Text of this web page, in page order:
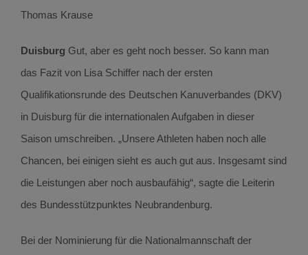
Thomas Krause
Duisburg Gut, aber es geht noch besser. So kann man
das Fazit von Lisa Schiffer nach der ersten
Qualifikationsrunde des Deutschen Kanuverbandes (DKV)
in Duisburg für die internationalen Aufgaben in dieser
Saison umschreiben. „Unsere Athleten haben noch alle
Chancen, bei einigen sieht es auch gut aus. Insgesamt sind
die Leistungen aber noch ausbaufähig“, sagte die Leiterin
des Bundesstützpunktes Neubrandenburg.
Bei der Nominierung für die Nationalmannschaft der